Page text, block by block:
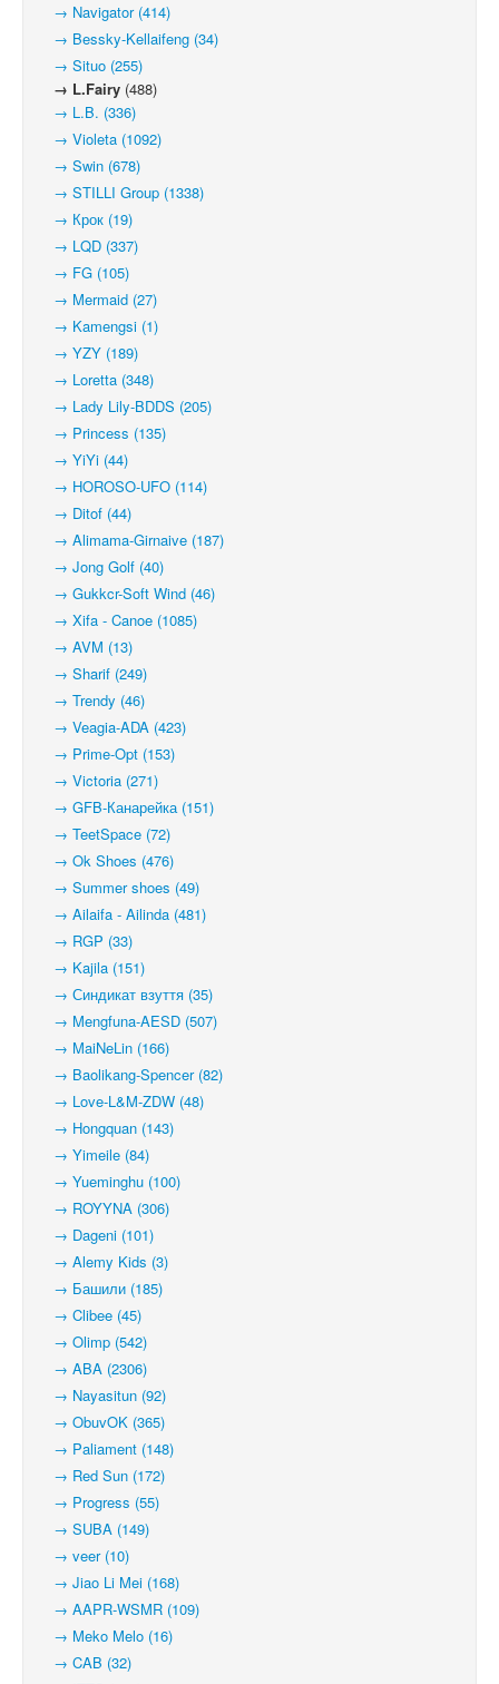
→ Navigator (414)
→ Bessky-Kellaifeng (34)
→ Situo (255)
→ L.Fairy (488)
→ L.B. (336)
→ Violeta (1092)
→ Swin (678)
→ STILLI Group (1338)
→ Крок (19)
→ LQD (337)
→ FG (105)
→ Mermaid (27)
→ Kamengsi (1)
→ YZY (189)
→ Loretta (348)
→ Lady Lily-BDDS (205)
→ Princess (135)
→ YiYi (44)
→ HOROSO-UFO (114)
→ Ditof (44)
→ Alimama-Girnaive (187)
→ Jong Golf (40)
→ Gukkcr-Soft Wind (46)
→ Xifa - Canoe (1085)
→ AVM (13)
→ Sharif (249)
→ Trendy (46)
→ Veagia-ADA (423)
→ Prime-Opt (153)
→ Victoria (271)
→ GFB-Канарейка (151)
→ TeetSpace (72)
→ Ok Shoes (476)
→ Summer shoes (49)
→ Ailaifa - Ailinda (481)
→ RGP (33)
→ Kajila (151)
→ Синдикат взуття (35)
→ Mengfuna-AESD (507)
→ MaiNeLin (166)
→ Baolikang-Spencer (82)
→ Love-L&M-ZDW (48)
→ Hongquan (143)
→ Yimeile (84)
→ Yueminghu (100)
→ ROYYNA (306)
→ Dageni (101)
→ Alemy Kids (3)
→ Башили (185)
→ Clibee (45)
→ Olimp (542)
→ ABA (2306)
→ Nayasitun (92)
→ ObuvOK (365)
→ Paliament (148)
→ Red Sun (172)
→ Progress (55)
→ SUBA (149)
→ veer (10)
→ Jiao Li Mei (168)
→ AAPR-WSMR (109)
→ Meko Melo (16)
→ CAB (32)